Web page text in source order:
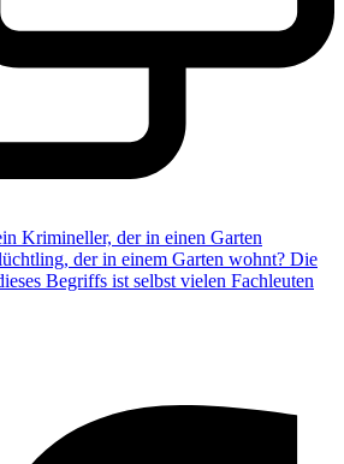
Krimineller, der in einen Garten
der in einem Garten wohnt? Die
Begriffs ist selbst vielen Fachleuten